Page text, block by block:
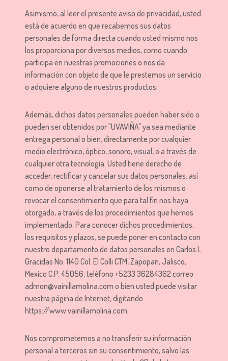
Asimismo, al leer el presente aviso de privacidad, usted
está de acuerdo en que recabemos sus datos
personales de forma directa cuando usted mismo nos
los proporciona por diversos medios, como cuando
participa en nuestras promociones o nos da
información con objeto de que le prestemos un servicio
o adquiere alguno de nuestros productos.
Además, dichos datos personales pueden haber sido o
pueden ser obtenidos por "UVAVIÑA" ya sea mediante
entrega personal o bien, directamente por cualquier
medio electrónico, óptico, sonoro, visual, o a través de
cualquier otra tecnología. Usted tiene derecho de
acceder, rectificar y cancelar sus datos personales, así
como de oponerse al tratamiento de los mismos o
revocar el consentimiento que para tal fin nos haya
otorgado, a través de los procedimientos que hemos
implementado. Para conocer dichos procedimientos,
los requisitos y plazos, se puede poner en contacto con
nuestro departamento de datos personales en Carlos L.
Gracidas No. 1140 Col. El Colli CTM, Zapopan, Jalisco,
Mexico C.P. 45056, teléfono +5233 36284362 correo
admon@vainillamolina.com o bien usted puede visitar
nuestra página de Internet, digitando
https://www.vainillamolina.com.
Nos comprometemos a no transferir su información
personal a terceros sin su consentimiento, salvo las